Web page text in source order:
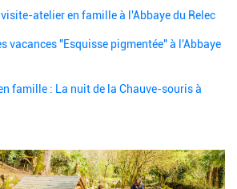
atelier en famille à l'Abbaye du Relec
vacances "Esquisse pigmentée" à l'Abbaye
famille : La nuit de la Chauve-souris à